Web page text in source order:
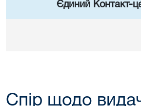
Єдиний Контакт-
Спір щодо